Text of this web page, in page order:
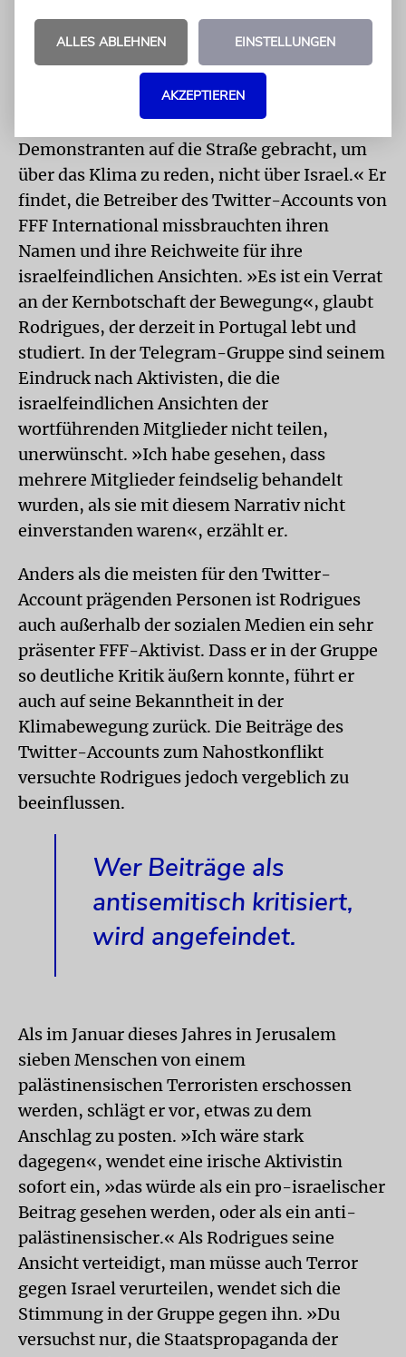
zu veröffentlichen, anstatt einen Klima-
Im Gespräch mit der Jüdischen Allgemeinen
sagt Rodrigues: »Wir haben Millionen
Demonstranten auf die Straße gebracht, um
über das Klima zu reden, nicht über Israel.« Er
findet, die Betreiber des Twitter-Accounts von
FFF International missbrauchten ihren
Namen und ihre Reichweite für ihre
israelfeindlichen Ansichten. »Es ist ein Verrat
an der Kernbotschaft der Bewegung«, glaubt
Rodrigues, der derzeit in Portugal lebt und
studiert. In der Telegram-Gruppe sind seinem
Eindruck nach Aktivisten, die die
israelfeindlichen Ansichten der
wortführenden Mitglieder nicht teilen,
unerwünscht. »Ich habe gesehen, dass
mehrere Mitglieder feindselig behandelt
wurden, als sie mit diesem Narrativ nicht
einverstanden waren«, erzählt er.
Anders als die meisten für den Twitter-
Account prägenden Personen ist Rodrigues
auch außerhalb der sozialen Medien ein sehr
präsenter FFF-Aktivist. Dass er in der Gruppe
so deutliche Kritik äußern konnte, führt er
auch auf seine Bekanntheit in der
Klimabewegung zurück. Die Beiträge des
Twitter-Accounts zum Nahostkonflikt
versuchte Rodrigues jedoch vergeblich zu
beeinflussen.
Wer Beiträge als
antisemitisch kritisiert,
wird angefeindet.
Als im Januar dieses Jahres in Jerusalem
sieben Menschen von einem
palästinensischen Terroristen erschossen
werden, schlägt er vor, etwas zu dem
Anschlag zu posten. »Ich wäre stark
dagegen«, wendet eine irische Aktivistin
sofort ein, »das würde als ein pro-israelischer
Beitrag gesehen werden, oder als ein anti-
palästinensischer.« Als Rodrigues seine
Ansicht verteidigt, man müsse auch Terror
gegen Israel verurteilen, wendet sich die
Stimmung in der Gruppe gegen ihn. »Du
versuchst nur, die Staatspropaganda der
ALLES ABLEHNEN EINSTELLUNGEN
AKZEPTIEREN